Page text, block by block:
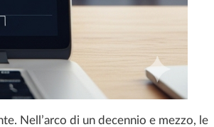
Nell’arco di un decennio e mezzo, le